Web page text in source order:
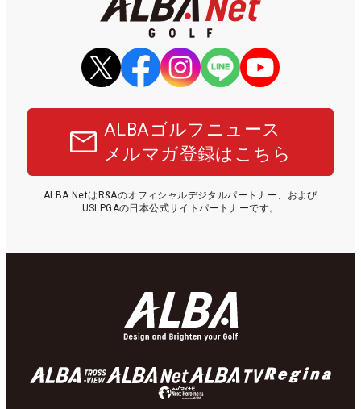
ALBAゴルフニュース
メルマガ登録はこちら
ALBA NetはR&Aのオフィシャルデジタルパートナー、および
USLPGAの日本公式サイトパートナーです。